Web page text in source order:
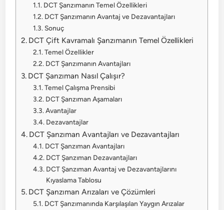
DCT Şanzımanın Temel Özellikleri
DCT Şanzımanın Avantaj ve Dezavantajları
Sonuç
DCT Çift Kavramalı Şanzımanın Temel Özellikleri
Temel Özellikler
DCT Şanzımanın Avantajları
DCT Şanzıman Nasıl Çalışır?
Temel Çalışma Prensibi
DCT Şanzıman Aşamaları
Avantajlar
Dezavantajlar
DCT Şanzıman Avantajları ve Dezavantajları
DCT Şanzıman Avantajları
DCT Şanzıman Dezavantajları
DCT Şanzıman Avantaj ve Dezavantajlarını
Kıyaslama Tablosu
DCT Şanzıman Arızaları ve Çözümleri
DCT Şanzımanında Karşılaşılan Yaygın Arızalar